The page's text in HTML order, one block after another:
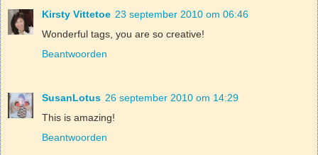
Kirsty Vittetoe 23 september 2010 om 06:46
Wonderful tags, you are so creative!
Beantwoorden
SusanLotus 26 september 2010 om 14:29
This is amazing!
Beantwoorden